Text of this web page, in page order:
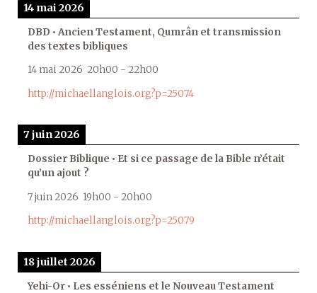
14 mai 2026
DBD • Ancien Testament, Qumrân et transmission
des textes bibliques
14 mai 2026 20h00 - 22h00
http://michaellanglois.org?p=25074
7 juin 2026
Dossier Biblique • Et si ce passage de la Bible n’était
qu’un ajout ?
7 juin 2026 19h00 - 20h00
http://michaellanglois.org?p=25079
18 juillet 2026
Yehi-Or • Les esséniens et le Nouveau Testament